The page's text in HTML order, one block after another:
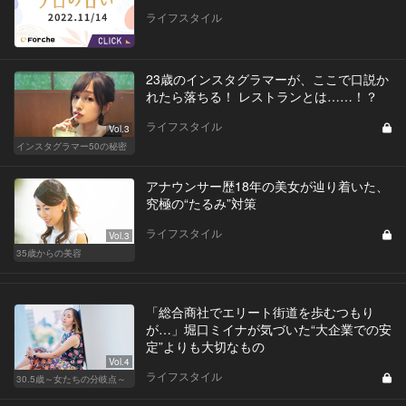
ライフスタイル
Vol.3
インスタグラマー50の秘密
23歳のインスタグラマーが、ここで口説か
れたら落ちる！ レストランとは……！？
ライフスタイル
Vol.3
35歳からの美容
アナウンサー歴18年の美女が辿り着いた、
究極の“たるみ”対策
ライフスタイル
Vol.4
30.5歳～女たちの分岐点～
「総合商社でエリート街道を歩むつもり
が…」堀口ミイナが気づいた“大企業での安
定”よりも大切なもの
ライフスタイル